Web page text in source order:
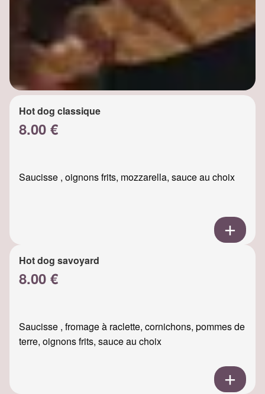
Hot dog classique
8.00 €
Saucisse , oignons frits, mozzarella, sauce au choix
Hot dog savoyard
8.00 €
Saucisse , fromage à raclette, cornichons, pommes de
terre, oignons frits, sauce au choix